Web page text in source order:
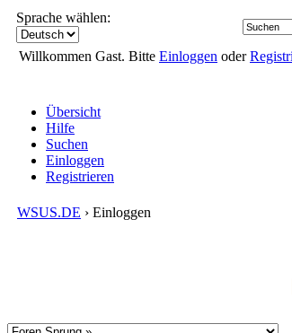
Sprache wählen:
Willkommen Gast. Bitte Einloggen oder
Übersicht
Hilfe
Suchen
Einloggen
Registrieren
WSUS.DE › Einloggen